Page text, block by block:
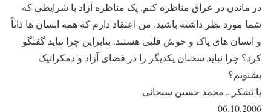
در ماندن در عراق مناظره کنم. یک مناظره آزاد با شرایطی که
شما مورد نظر داشته باشید. من اعتقاد دارم که همه انسان ها ذاتاً
و انسان های پاک و خوش قلبی هستند. بنابراین چرا نباید گفتگو
کرد؟ چرا نباید سخنان یکدیگر را در فضای آزاد و دمکراتیک
بشنویم؟
با تشکر ـ محمد حسین سبحانی
06.10.2006